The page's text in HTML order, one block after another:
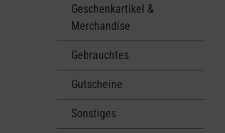
Geschenkartikel &
Merchandise
Gebrauchtes
Gutscheine
Sonstiges